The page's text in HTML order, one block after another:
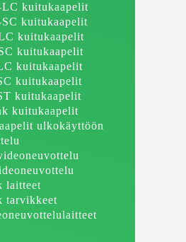
kuitukaapelit
kuitukaapelit
kuitukaapelit
kuitukaapelit
kuitukaapelit
kuitukaapelit
kuitukaapelit
kuitukaapelit
ulkokäyttöön
laitteet
tarvikkeet